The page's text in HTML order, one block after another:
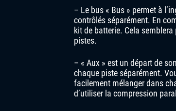
– Le bus « Bus » permet à
contrôlés séparément. En
kit de batterie. Cela
pistes.
– « Aux » est un départ de
chaque piste séparément.
facilement mélanger dans
d’utiliser la compression